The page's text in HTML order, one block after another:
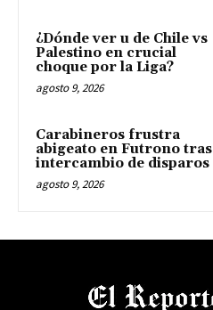
¿Dónde ver u de Chile vs
Palestino en crucial
choque por la Liga?
agosto 9, 2026
Carabineros frustra
abigeato en Futrono tras
intercambio de disparos
agosto 9, 2026